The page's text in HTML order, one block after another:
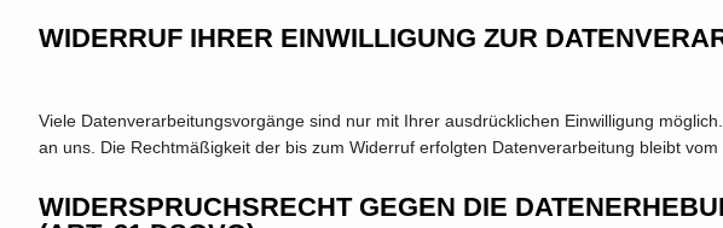
WIDERRUF IHRER EINWILLIGUNG ZUR
Viele Datenverarbeitungsvorgänge sind nur mit Ihrer ausdrücklichen Einwilligung
an uns. Die Rechtmäßigkeit der bis zum Widerruf erfolgten Datenverarbeitung bleibt vom
WIDERSPRUCHSRECHT GEGEN DIE